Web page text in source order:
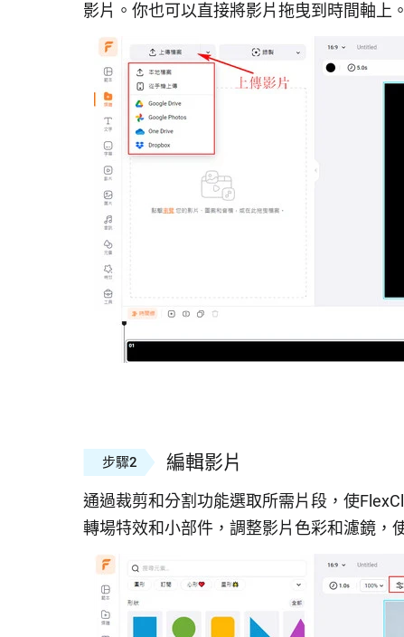
影片。你也可以直接將影片拖曳到時間軸上。
步驟2 編輯影片
通過裁剪和分割功能選取所需片段，使
轉場特效和小部件，調整影片色彩和濾鏡，